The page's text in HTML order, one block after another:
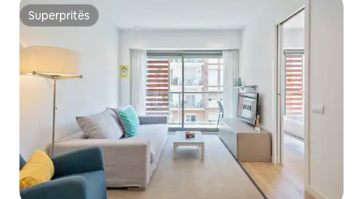
Superpritës
Superpritës